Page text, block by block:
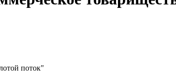
поток"